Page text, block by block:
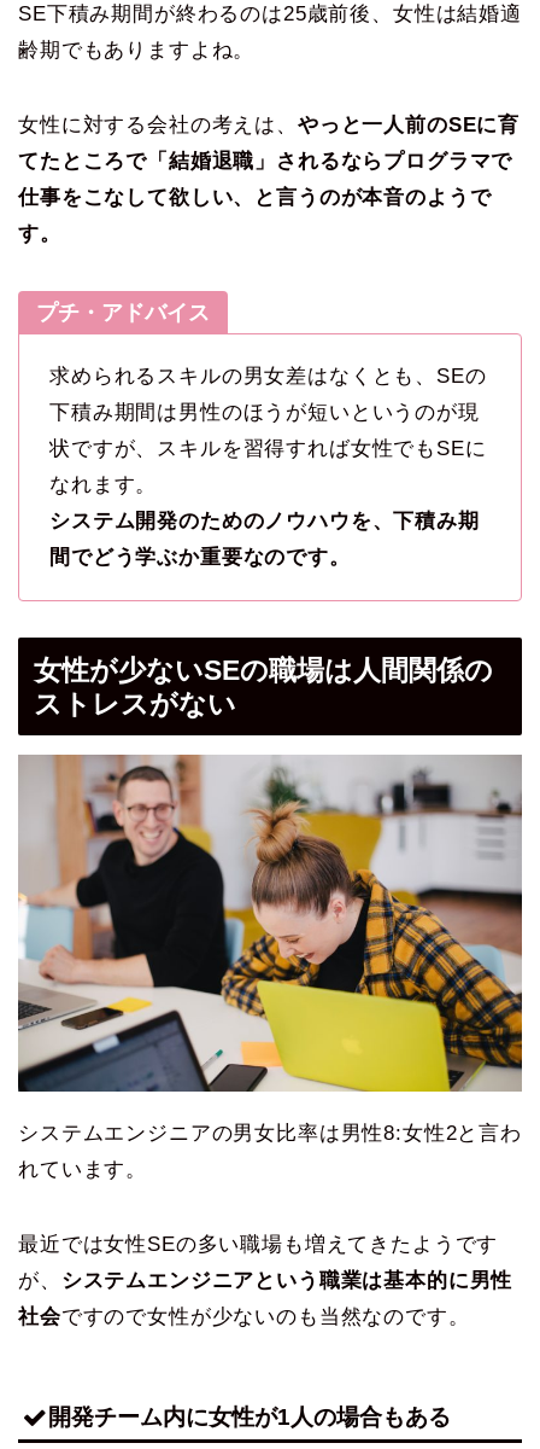
SE下積み期間が終わるのは25歳前後、女性は結婚適
齢期でもありますよね。
女性に対する会社の考えは、 やっと一人前のSEに育
てたところで「結婚退職」されるならプログラマで
仕事をこなして欲しい、と言うのが本音のようで
す。
プチ・アドバイス
求められるスキルの男女差はなくとも、SEの
下積み期間は男性のほうが短いというのが現
状ですが、スキルを習得すれば女性でもSEに
なれます。
システム開発のためのノウハウを、下積み期
間でどう学ぶか重要なのです。
女性が少ないSEの職場は人間関係の
ストレスがない
システムエンジニアの男女比率は男性8:女性2と言わ
れています。
最近では女性SEの多い職場も増えてきたようです
が、 システムエンジニアという職業は基本的に男性
社会ですので女性が少ないのも当然なのです。
開発チーム内に女性が1人の場合もある